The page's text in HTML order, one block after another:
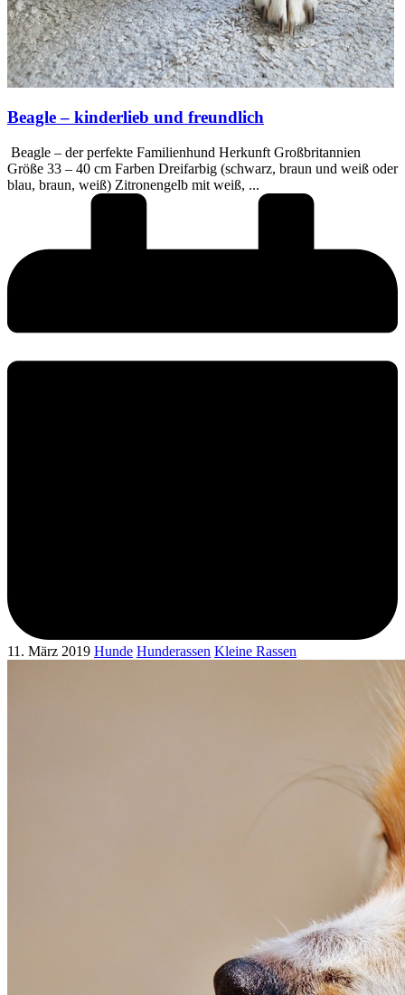
Beagle – kinderlieb und freundlich
Beagle – der perfekte Familienhund Herkunft Großbritannien
Größe 33 – 40 cm Farben Dreifarbig (schwarz, braun und weiß oder
blau, braun, weiß) Zitronengelb mit weiß, ...
11. März 2019 Hunde Hunderassen Kleine Rassen